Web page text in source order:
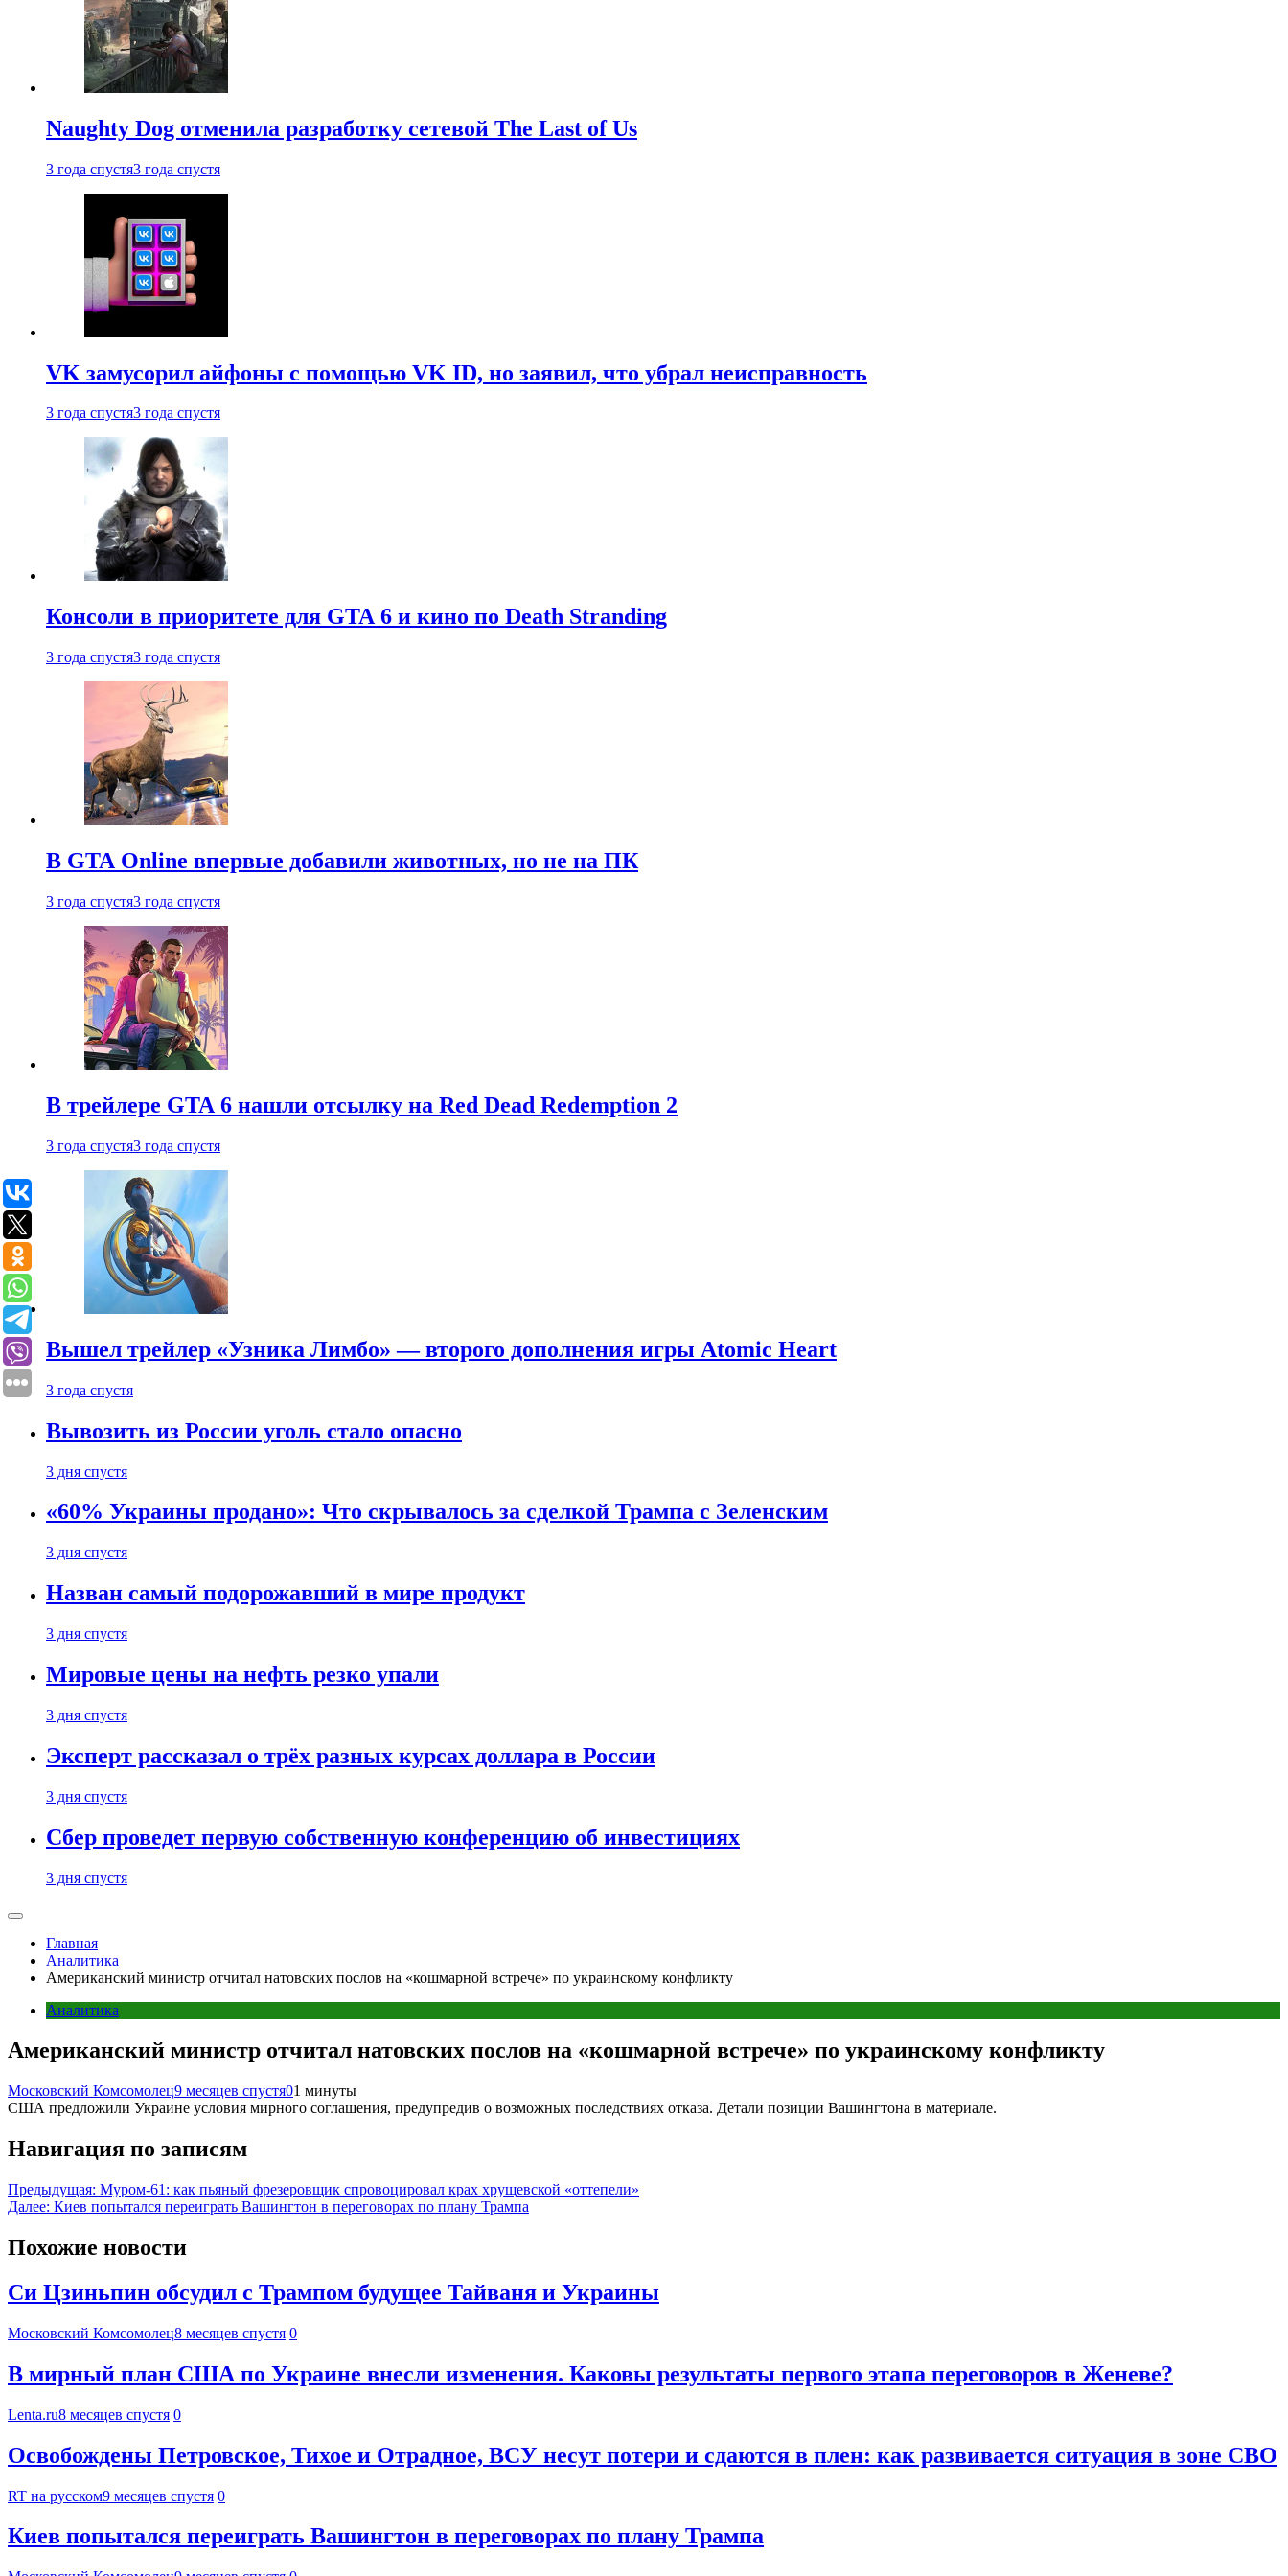
Naughty Dog отменила разработку сетевой The Last of Us
3 года спустя3 года спустя
VK замусорил айфоны с помощью VK ID, но заявил, что убрал неисправность
3 года спустя3 года спустя
Консоли в приоритете для GTA 6 и кино по Death Stranding
3 года спустя3 года спустя
В GTA Online впервые добавили животных, но не на ПК
3 года спустя3 года спустя
В трейлере GTA 6 нашли отсылку на Red Dead Redemption 2
3 года спустя3 года спустя
Вышел трейлер «Узника Лимбо» — второго дополнения игры Atomic Heart
3 года спустя
Вывозить из России уголь стало опасно
3 дня спустя
«60% Украины продано»: Что скрывалось за сделкой Трампа с Зеленским
3 дня спустя
Назван самый подорожавший в мире продукт
3 дня спустя
Мировые цены на нефть резко упали
3 дня спустя
Эксперт рассказал о трёх разных курсах доллара в России
3 дня спустя
Сбер проведет первую собственную конференцию об инвестициях
3 дня спустя
Главная
Аналитика
Американский министр отчитал натовских послов на «кошмарной встрече» по украинскому конфликту
Аналитика
Американский министр отчитал натовских послов на «кошмарной встрече» по украинскому конфликту
Московский Комсомолец9 месяцев спустя01 минуты
США предложили Украине условия мирного соглашения, предупредив о возможных последствиях отказа. Детали позиции Вашингтона в материале.
Навигация по записям
Предыдущая: Муром-61: как пьяный фрезеровщик спровоцировал крах хрущевской «оттепели»
Далее: Киев попытался переиграть Вашингтон в переговорах по плану Трампа
Похожие новости
Си Цзиньпин обсудил с Трампом будущее Тайваня и Украины
Московский Комсомолец8 месяцев спустя 0
В мирный план США по Украине внесли изменения. Каковы результаты первого этапа переговоров в Женеве?
Lenta.ru8 месяцев спустя 0
Освобождены Петровское, Тихое и Отрадное, ВСУ несут потери и сдаются в плен: как развивается ситуация в зоне СВО
RT на русском9 месяцев спустя 0
Киев попытался переиграть Вашингтон в переговорах по плану Трампа